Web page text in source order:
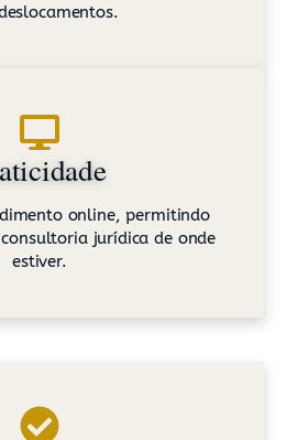
online, permitindo
jurídica de onde
estiver.